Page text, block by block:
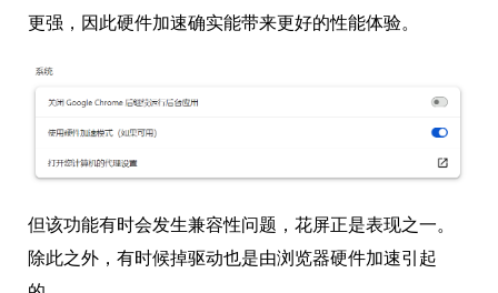
更强，因此硬件加速确实能带来更好的性能体验。
但该功能有时会发生兼容性问题，花屏正是表现之一。
除此之外，有时候掉驱动也是由浏览器硬件加速引起